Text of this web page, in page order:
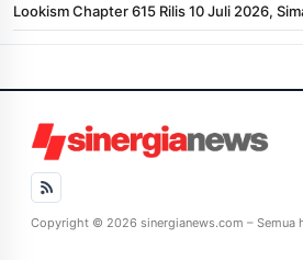
Lookism Chapter 615 Rilis 10 Juli 2026,
Copyright © 2026 sinergianews.com – Semua